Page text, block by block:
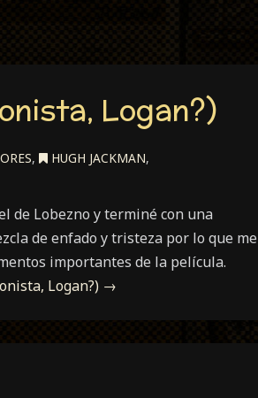
Logan?)
, HUGH JACKMAN,
de Lobezno y terminé con una
de enfado y tristeza por lo que me
importantes de la película.
Logan?) →